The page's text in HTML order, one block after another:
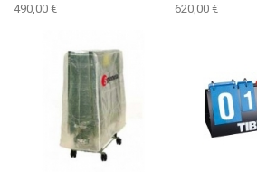
490,00 € 620,00 €